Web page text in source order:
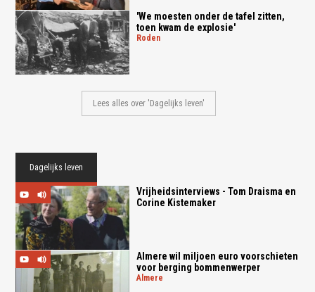
'We moesten onder de tafel zitten,
toen kwam de explosie'
roden
Lees alles over 'Dagelijks leven'
Dagelijks leven
Vrijheidsinterviews - Tom Draisma en
Corine Kistemaker
Almere wil miljoen euro voorschieten
voor berging bommenwerper
almere